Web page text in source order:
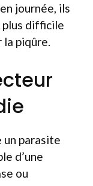
journée, ils
plus difficile
piqûre.
parasite
d’une
ou